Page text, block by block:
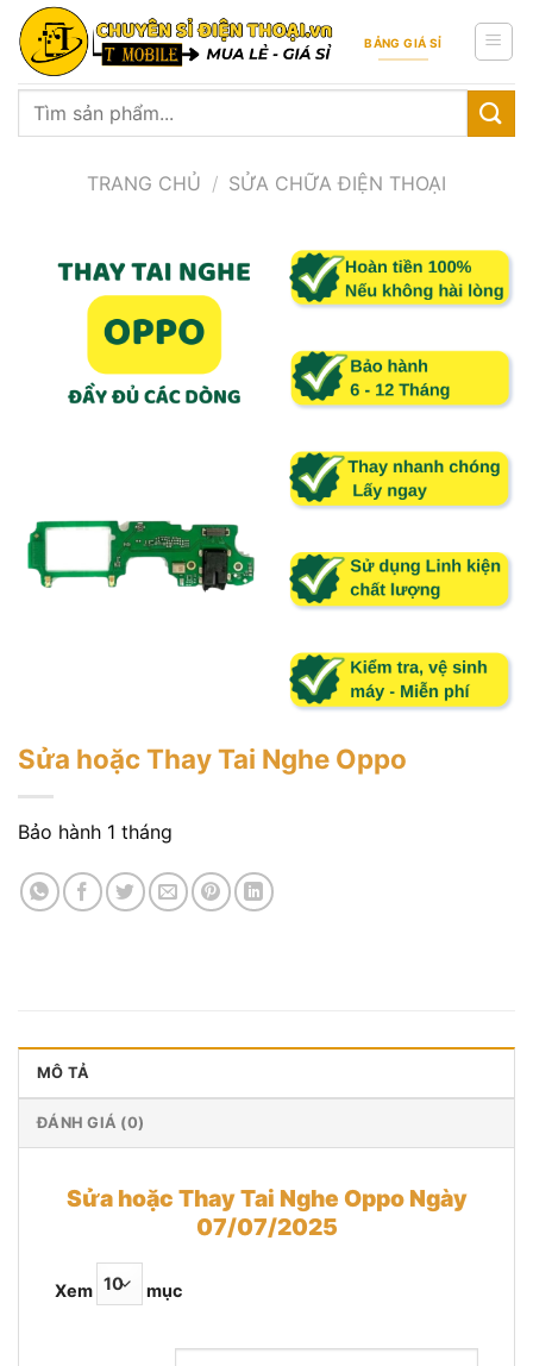
Skip
content
BẢNG GIÁ SỈ
Tìm
TRANG CHỦ / SỬA CHỮA ĐIỆN THOẠI
Sửa hoặc Thay Tai Nghe Oppo
Bảo hành 1 tháng
MÔ TẢ
ĐÁNH GIÁ (0)
Sửa hoặc Thay Tai Nghe Oppo Ngày
07/07/2025
Xem mục